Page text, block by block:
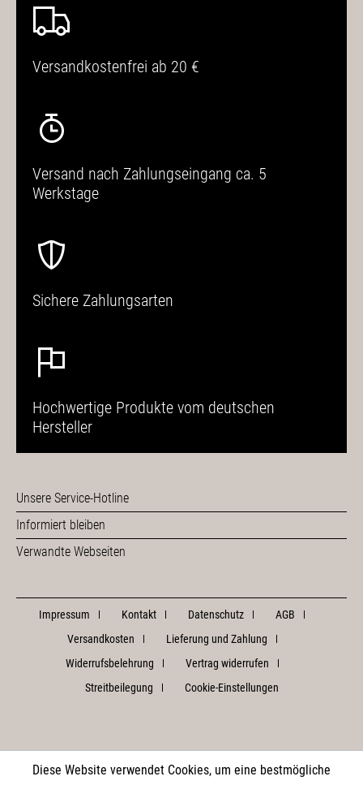
Versandkostenfrei ab 20 €
Versand nach Zahlungseingang ca. 5
Werkstage
Sichere Zahlungsarten
Hochwertige Produkte vom deutschen
Hersteller
Unsere Service-Hotline
Informiert bleiben
Verwandte Webseiten
Impressum Kontakt Datenschutz
AGB
Versandkosten
Lieferung und Zahlung
Widerrufsbelehrung
Vertrag widerrufen
Streitbeilegung
Cookie-Einstellungen
Diese Website verwendet Cookies, um eine bestmögliche